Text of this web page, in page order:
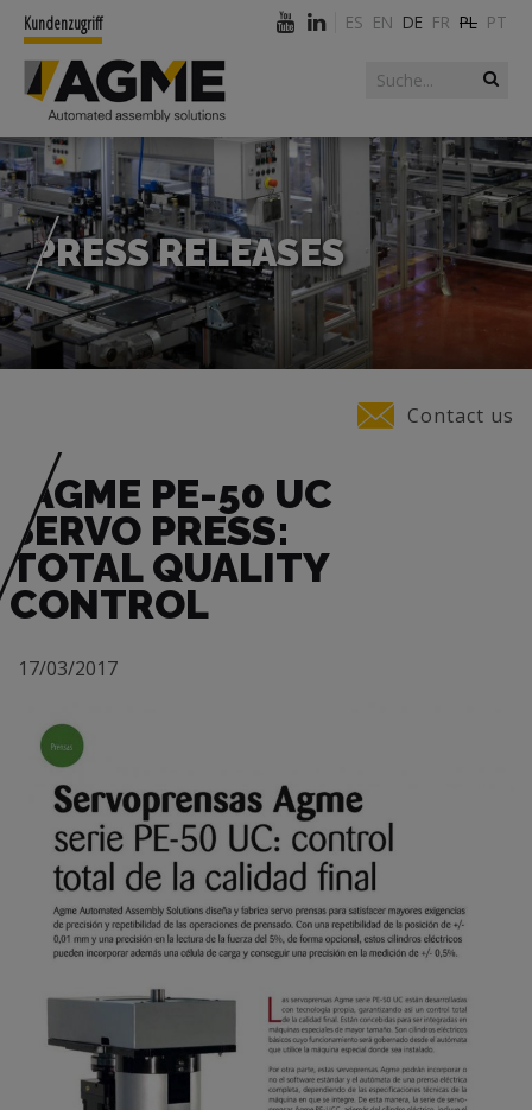
Suchformular
Suche
Kundenzugriff ES EN DE FR PL PT
PRESS RELEASES
Contact us
AGME PE-50 UC
SERVO PRESS:
TOTAL QUALITY
CONTROL
17/03/2017